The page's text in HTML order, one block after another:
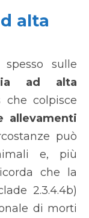
alta
sulle
ad alta
colpisce
allevamenti
può
e, più
che la
2.3.4.4b)
di morti